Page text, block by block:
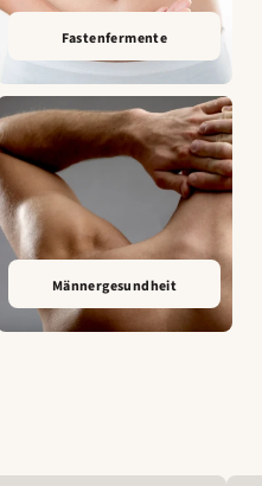
Fastenfermente
Männergesundheit